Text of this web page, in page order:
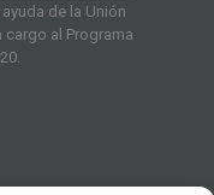
de la Unión
cargo al Programa